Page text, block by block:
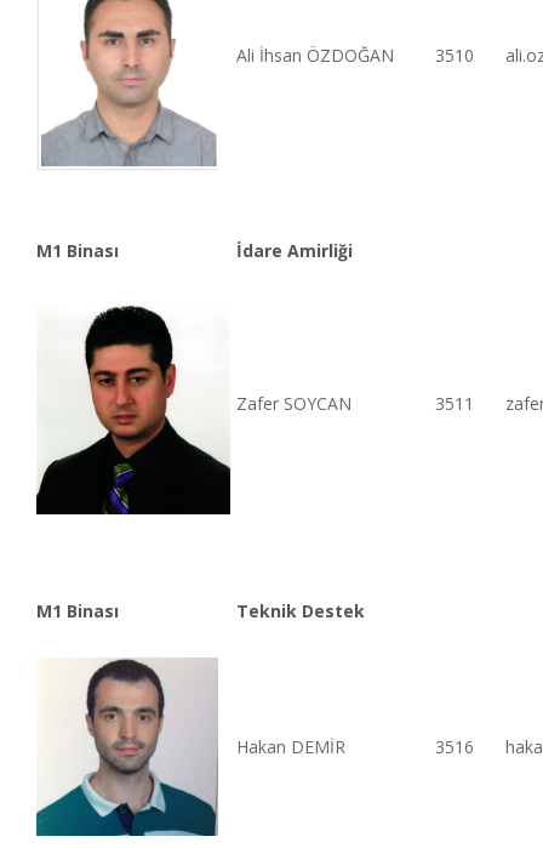
Ali İhsan ÖZDOĞAN 3510
M1 Binası İdare Amirliği
Zafer SOYCAN 3511
M1 Binası Teknik Destek
Hakan DEMİR 3516